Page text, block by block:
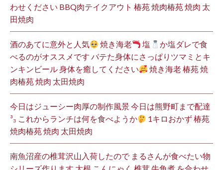
わせください BBQ肉テイクアウト 椿苑 焼肉椿苑 焼肉 太
田焼肉
酒のあてに意外と人気 焼き海老 塩
か塩ダレで食
べるのがオススメです バテた身体にさっぱりツマミとキ
ンキンビール 身体を癒してください
焼き海老 椿苑 焼
肉椿苑 焼肉 太田焼肉
今日はジューシー肉厚の制作風景 今日は熊野町まで配達
³₃ これからランチは何を食べようか
1キロおかず 椿苑
焼肉椿苑 焼肉 太田焼肉
南魚沼産の椎茸沢山入荷したので まるさんが食べたい物